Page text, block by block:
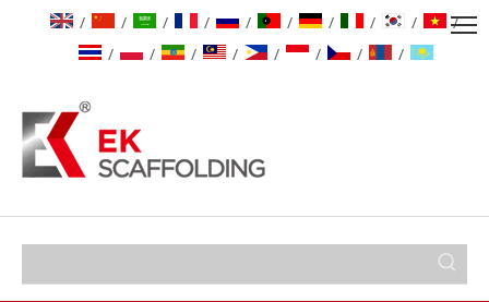
/ / / / / / / / /
/
/
/ / / / / / /